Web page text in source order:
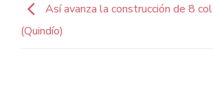
Así avanza la construcción de 8
(Quindío)